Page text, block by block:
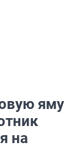
яму
на